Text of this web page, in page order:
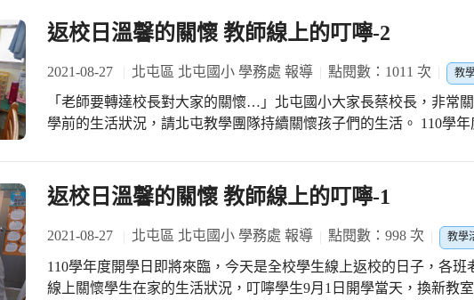
返校日溫馨的關懷 教師線上的叮嚀-2
2021-08-27 北屯區 北屯國小 學務處 報導 點閱數：1011 次 教
「老師要轉達校長對大家的關懷…」北屯國小大家長蔡校長，非常
學前的生活狀況，請北屯教學團隊持續關懷孩子們的生活。 110學
學日的活動平安又開心！
返校日溫馨的關懷 教師線上的叮嚀-1
2021-08-27 北屯區 北屯國小 學務處 報導 點閱數：998 次 教學
110學年度開學日即將來臨，今天是全校學生線上返校的日子，各班
線上關懷學生在家的生活狀況，叮嚀學生9月1日開學當天，換新教